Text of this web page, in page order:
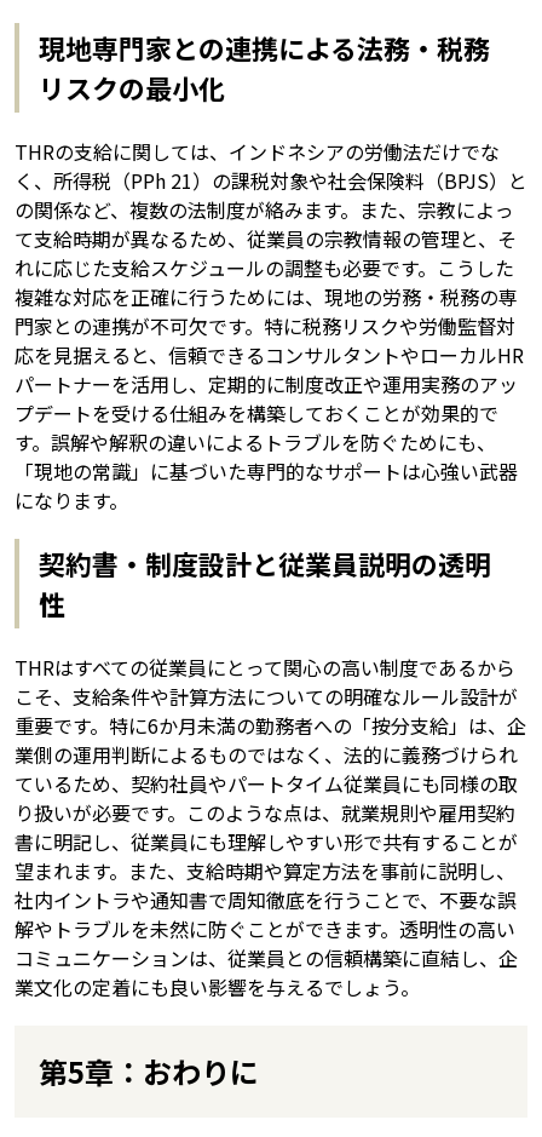
現地専門家との連携による法務・税務
リスクの最小化
THRの支給に関しては、インドネシアの労働法だけでな
く、所得税（PPh 21）の課税対象や社会保険料（BPJS）と
の関係など、複数の法制度が絡みます。また、宗教によっ
て支給時期が異なるため、従業員の宗教情報の管理と、そ
れに応じた支給スケジュールの調整も必要です。こうした
複雑な対応を正確に行うためには、現地の労務・税務の専
門家との連携が不可欠です。特に税務リスクや労働監督対
応を見据えると、信頼できるコンサルタントやローカルHR
パートナーを活用し、定期的に制度改正や運用実務のアッ
プデートを受ける仕組みを構築しておくことが効果的で
す。誤解や解釈の違いによるトラブルを防ぐためにも、
「現地の常識」に基づいた専門的なサポートは心強い武器
になります。
契約書・制度設計と従業員説明の透明
性
THRはすべての従業員にとって関心の高い制度であるから
こそ、支給条件や計算方法についての明確なルール設計が
重要です。特に6か月未満の勤務者への「按分支給」は、企
業側の運用判断によるものではなく、法的に義務づけられ
ているため、契約社員やパートタイム従業員にも同様の取
り扱いが必要です。このような点は、就業規則や雇用契約
書に明記し、従業員にも理解しやすい形で共有することが
望まれます。また、支給時期や算定方法を事前に説明し、
社内イントラや通知書で周知徹底を行うことで、不要な誤
解やトラブルを未然に防ぐことができます。透明性の高い
コミュニケーションは、従業員との信頼構築に直結し、企
業文化の定着にも良い影響を与えるでしょう。
第5章：おわりに